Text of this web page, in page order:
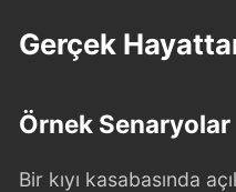
Gerçek
Örnek Senaryolar
Bir kıyı kasabasında